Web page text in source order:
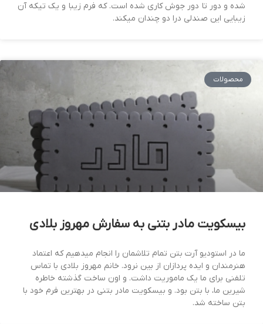
شده و دور تا دور جوش کاری شده است. که فرم زیبا و یک تیکه آن
زیبایی این صندلی درا دو چندان میکند.
محصولات
بیسکویت مادر بتنی به سفارش مهروز بلادی
ما در استودیو آرت بتن تمام تلاشمان را انجام میدهیم که اعتماد
هنرمندان و ایده پردازان از بین نرود. خانم مهروز بلادی با تماس
تلفنی برای ما یک ماموریت داشت. و اون ساخت گذشته خاطره
شیرین ما، با بتن بود. و بیسکویت مادر بتنی در بهترین فرم خود با
بتن ساخته شد.